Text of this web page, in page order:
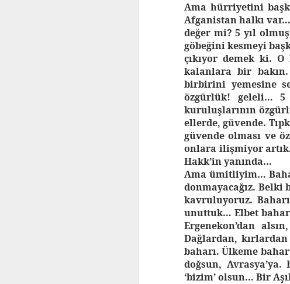
Ama hürriyetini
Afganistan halkı
değer mi? 5 yıl
göbeğini kesmeyi
çıkıyor demek ki.
kalanlara bir
birbirini yemesine
özgürlük! geleli… 5
kuruluşlarının
ellerde, güvende.
güvende olması ve
onlara ilişmiyor
Hakk’in yanında…
Ama ümitliyim…
donmayacağız. Belki
kavruluyoruz.
unuttuk… Elbet
Ergenekon’dan
Dağlardan,
baharı. Ülkeme
doğsun,
‘bizim’ olsun… Bir
EEN INTRODUCTIE TOT HET
TURKSE NATIONALISME
Wanneer er gesproken wordt over het
Turkse nationalisme of nog specifieker
over de Partij van de Nationalistische
Beweging (MHP, Milliyetçi Hareket Partisi
en dus niet de ‘Nationalistische Actie
Partij’ zoals de Nederlandse media het
verkeerd vertaald) in Turkije, gebruikt de